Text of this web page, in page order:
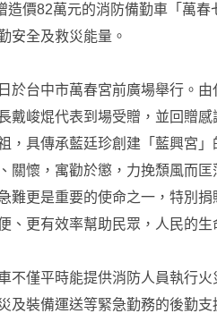
造價82萬元的消防備勤車「萬
安全及救災能量。
於台中市萬春宮前廣場舉行。
戴峻焜代表到場受贈，並回贈
，具傳承藍廷珍創建「藍興宮
關懷，寓勸於懲，力挽頹風而
難更是重要的使命之一，特別
、更有效率幫助民眾，人民的生
不僅平時能提供消防人員執行
及裝備運送等緊急勤務的後勤